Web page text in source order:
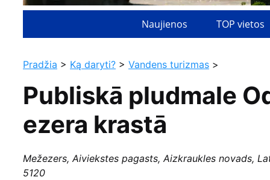
Naujienos TOP vietos
Pradžia > Ką daryti? > Vandens turizmas >
Publiskā pludmale
ezera krastā
Mežezers, Aiviekstes pagasts, Aizkraukles novads,
5120